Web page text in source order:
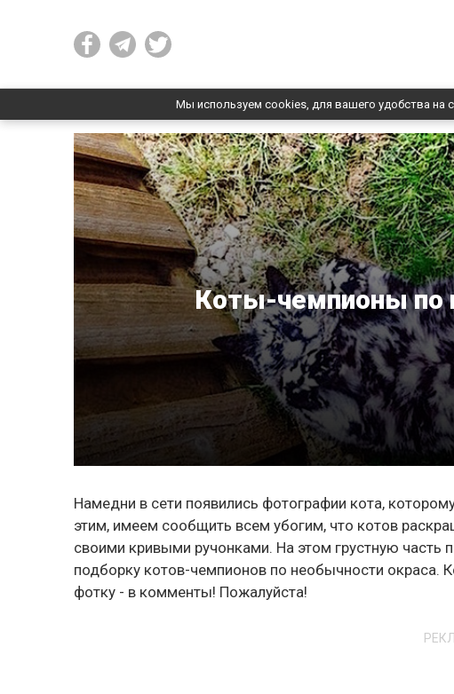
Мы используем cookies, для вашего удобства на
Коты-чемпионы по
Намедни в сети появились фотографии кота,
этим, имеем сообщить всем убогим, что котов
своими кривыми ручонками. На этом грустную часть
подборку котов-чемпионов по необычности окраса.
фотку - в комменты! Пожалуйста!